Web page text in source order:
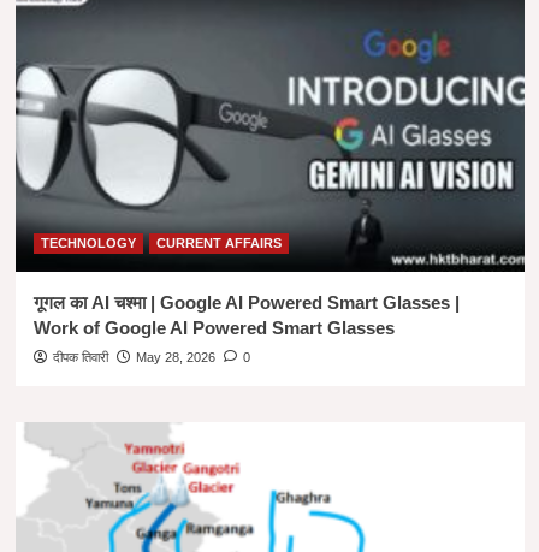
TECHNOLOGY CURRENT AFFAIRS
गूगल का AI चश्मा | Google AI Powered Smart Glasses |
Work of Google AI Powered Smart Glasses
दीपक तिवारी May 28, 2026 0